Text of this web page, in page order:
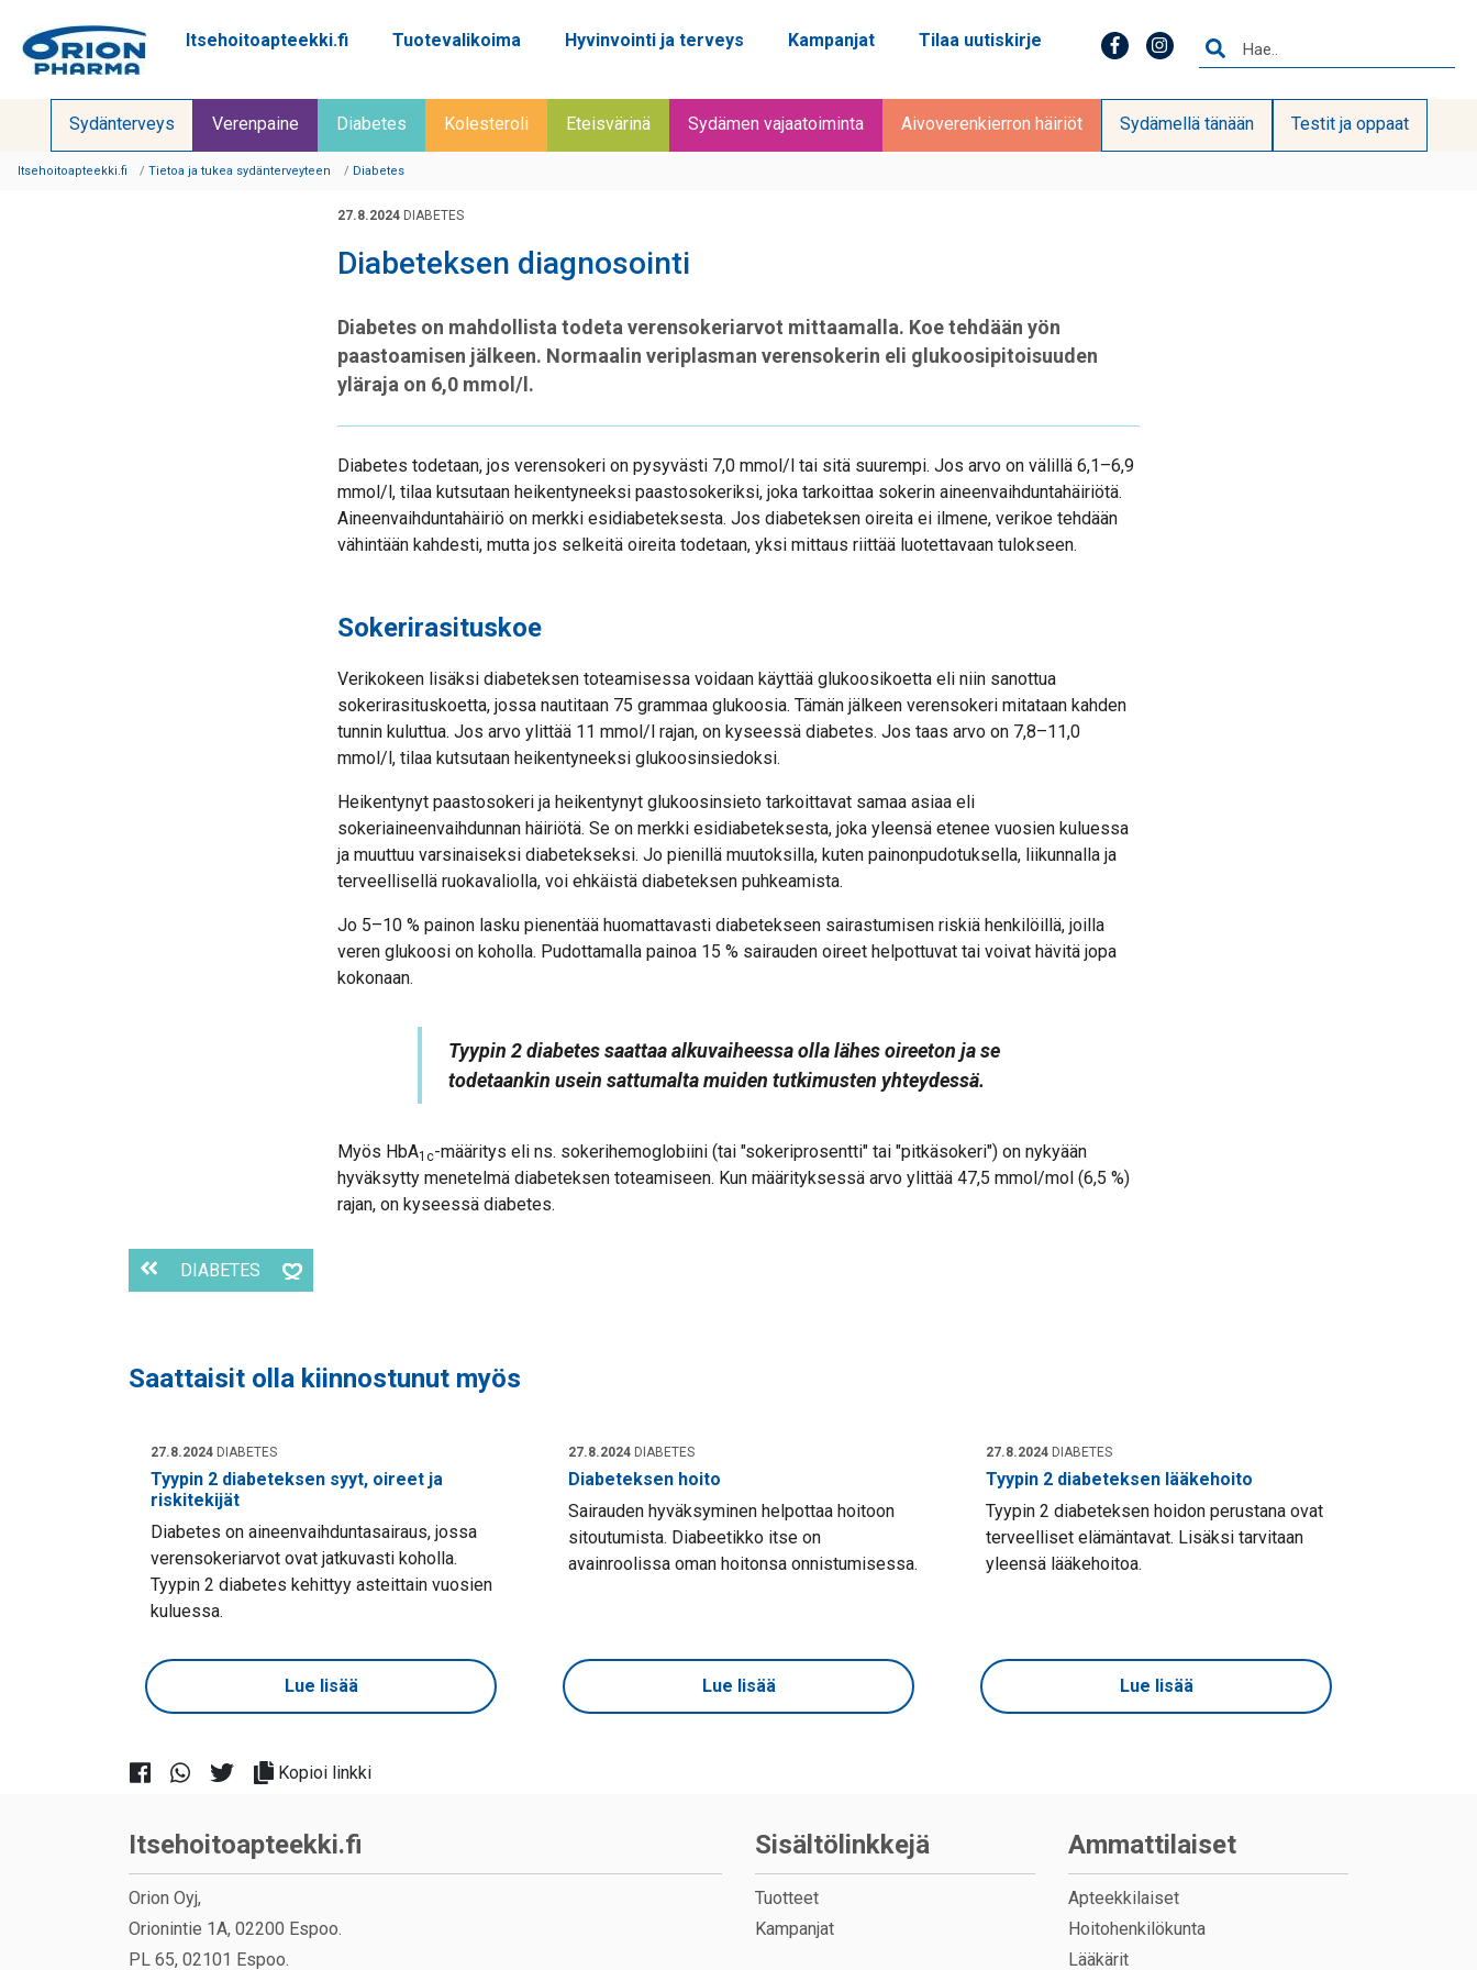
Siirry sisältöön
Itsehoitoapteekki.fi Tuotevalikoima Hyvinvointi ja terveys Kampanjat Tilaa uutiskirje
Sydänterveys Verenpaine Diabetes Kolesteroli Eteisvärinä Sydämen vajaatoiminta Aivoverenkierron häiriöt Sydämellä tänään Testit ja oppaat
Itsehoitoapteekki.fi Tietoa ja tukea sydänterveyteen Diabetes
27.8.2024 DIABETES
Diabeteksen diagnosointi
Diabetes on mahdollista todeta verensokeriarvot mittaamalla. Koe tehdään yön
paastoamisen jälkeen. Normaalin veriplasman verensokerin eli glukoosipitoisuuden
yläraja on 6,0 mmol/l.
Diabetes todetaan, jos verensokeri on pysyvästi 7,0 mmol/l tai sitä suurempi. Jos arvo on välillä 6,1–6,9
mmol/l, tilaa kutsutaan heikentyneeksi paastosokeriksi, joka tarkoittaa sokerin aineenvaihduntahäiriötä.
Aineenvaihduntahäiriö on merkki esidiabeteksesta. Jos diabeteksen oireita ei ilmene, verikoe tehdään
vähintään kahdesti, mutta jos selkeitä oireita todetaan, yksi mittaus riittää luotettavaan tulokseen.
Sokerirasituskoe
Verikokeen lisäksi diabeteksen toteamisessa voidaan käyttää glukoosikoetta eli niin sanottua
sokerirasituskoetta, jossa nautitaan 75 grammaa glukoosia. Tämän jälkeen verensokeri mitataan kahden
tunnin kuluttua. Jos arvo ylittää 11 mmol/l rajan, on kyseessä diabetes. Jos taas arvo on 7,8–11,0
mmol/l, tilaa kutsutaan heikentyneeksi glukoosinsiedoksi.
Heikentynyt paastosokeri ja heikentynyt glukoosinsieto tarkoittavat samaa asiaa eli
sokeriaineenvaihdunnan häiriötä. Se on merkki esidiabeteksesta, joka yleensä etenee vuosien kuluessa
ja muuttuu varsinaiseksi diabetekseksi. Jo pienillä muutoksilla, kuten painonpudotuksella, liikunnalla ja
terveellisellä ruokavaliolla, voi ehkäistä diabeteksen puhkeamista.
Jo 5–10 % painon lasku pienentää huomattavasti diabetekseen sairastumisen riskiä henkilöillä, joilla
veren glukoosi on koholla. Pudottamalla painoa 15 % sairauden oireet helpottuvat tai voivat hävitä jopa
kokonaan.
Tyypin 2 diabetes saattaa alkuvaiheessa olla lähes oireeton ja se
todetaankin usein sattumalta muiden tutkimusten yhteydessä.
Myös HbA1c-määritys eli ns. sokerihemoglobiini (tai "sokeriprosentti" tai "pitkäsokeri") on nykyään
hyväksytty menetelmä diabeteksen toteamiseen. Kun määrityksessä arvo ylittää 47,5 mmol/mol (6,5 %)
rajan, on kyseessä diabetes.
DIABETES
Saattaisit olla kiinnostunut myös
27.8.2024 DIABETES
Tyypin 2 diabeteksen syyt, oireet ja
riskitekijät
Diabetes on aineenvaihduntasairaus, jossa
verensokeriarvot ovat jatkuvasti koholla.
Tyypin 2 diabetes kehittyy asteittain vuosien
kuluessa.
Lue lisää
27.8.2024 DIABETES
Diabeteksen hoito
Sairauden hyväksyminen helpottaa hoitoon
sitoutumista. Diabeetikko itse on
avainroolissa oman hoitonsa onnistumisessa.
Lue lisää
27.8.2024 DIABETES
Tyypin 2 diabeteksen lääkehoito
Tyypin 2 diabeteksen hoidon perustana ovat
terveelliset elämäntavat. Lisäksi tarvitaan
yleensä lääkehoitoa.
Lue lisää
Kopioi linkki
Itsehoitoapteekki.fi
Orion Oyj,
Orionintie 1A, 02200 Espoo.
PL 65, 02101 Espoo.
Sisältölinkkejä
Tuotteet
Kampanjat
Ammattilaiset
Apteekkilaiset
Hoitohenkilökunta
Lääkärit